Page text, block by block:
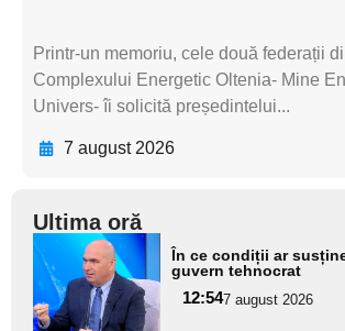
Printr-un memoriu, cele două federații
Complexului Energetic Oltenia- Mine
Univers- îi solicită președintelui...
7 august 2026
Ultima oră
Adaugă
aici textul
pentru
subtitlu
În ce condiții ar
guvern tehnocrat
12:547 august 2026